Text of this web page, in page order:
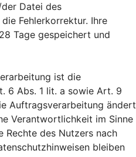
Datei des
Fehlerkorrektur. Ihre
Tage gespeichert und
ist die
6 Abs. 1 lit. a sowie Art. 9
Auftragsverarbeitung ändert
Verantwortlichkeit im Sinne
Rechte des Nutzers nach
bleiben